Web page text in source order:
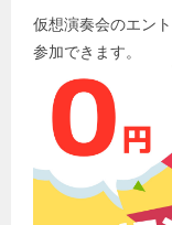
仮想演奏会のエン
参加できます。